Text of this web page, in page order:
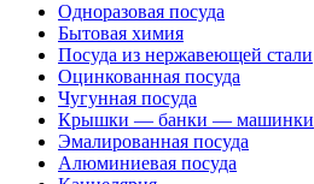
Одноразовая посуда
Бытовая химия
Посуда из нержавеющей стали
Оцинкованная посуда
Чугунная посуда
Крышки — банки — машинки
Эмалированная посуда
Алюминиевая посуда